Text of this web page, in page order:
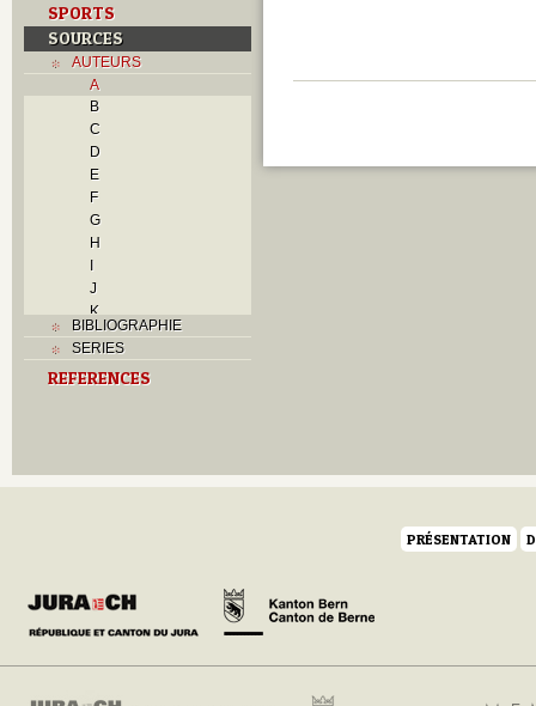
SPORTS
SOURCES
AUTEURS
A
B
C
D
E
F
G
H
I
J
K
L
M
N
S
Y
Z
BIBLIOGRAPHIE
SERIES
REFERENCES
PRÉSENTATION